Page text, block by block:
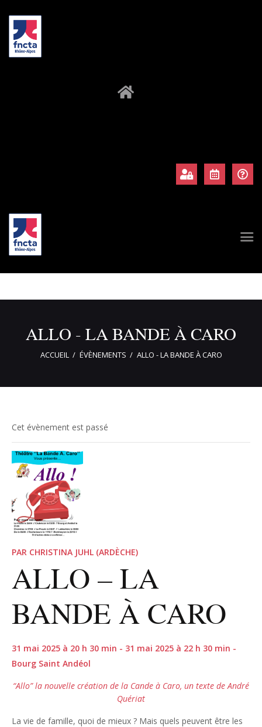
ALLO - LA BANDE À CARO
ACCUEIL ÉVÈNEMENTS ALLO - LA BANDE À CARO
Cet évènement est passé
PAR CHRISTINA JUHL (ARDÈCHE)
ALLO – LA
BANDE À CARO
31 mai 2025 à 20 h 30 min - 31 mai 2025 à 22 h 30 min -
Bourg Saint Andéol
“Allo” la nouvelle création de la Cande à Caro, un texte de André
Quériat
La vie de famille, quoi de mieux ? Mais quels peuvent être les